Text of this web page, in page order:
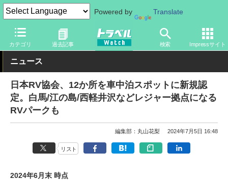
Powered by Translate
カテゴリ 過去記事 検索 Impressサイト
トラベル Watch 旅の方法 クルマ旅 車中泊
ニュース
日本RV協会、12か所を車中泊スポットに新規認
定。白馬/江の島/西軽井沢などレジャー拠点になる
RVパークも
編集部：丸山花梨 2024年7月5日 16:48
リスト
2024年6月末 時点